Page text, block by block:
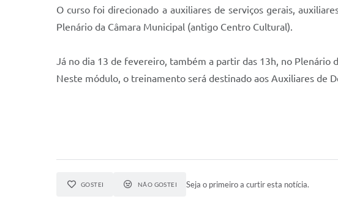
O curso foi direcionado a auxiliares de serviços gerais,
Plenário da Câmara Municipal (antigo Centro Cultural).
Já no dia 13 de fevereiro, também a partir das 13h, no Plenário
Neste módulo, o treinamento será destinado aos Auxiliares de
GOSTEI NÃO GOSTEI Seja o primeiro a curtir esta notícia.